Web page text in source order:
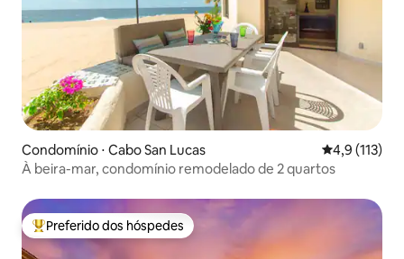
Condomínio ⋅ Cabo San Lucas 4,9 de uma
4,9 (113)
À beira-mar, condomínio remodelado de 2 quartos
Entre os melhores preferidos dos hóspedes
Preferido dos hóspedes